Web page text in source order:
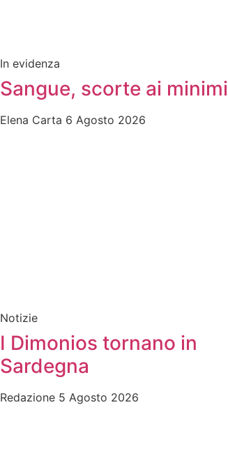
In evidenza
Sangue, scorte ai minimi
Elena Carta 6 Agosto 2026
Notizie
I Dimonios tornano in
Sardegna
Redazione 5 Agosto 2026